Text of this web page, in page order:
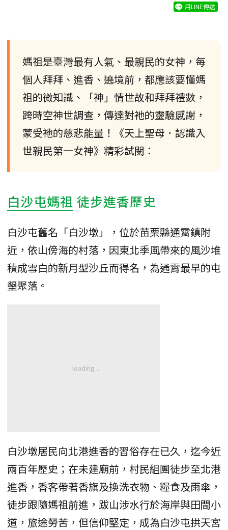
用LINE傳送
媽祖是臺灣最有人氣、最親民的女神，每
個人拜拜、進香、遶境前，都應該要懂媽
祖的微知識、「神」情世故和拜拜禮數，
跨時空神世調查，傳達對祂的靈驗感謝，
蒙受祂的慈悲能量！《天上聖母．認識入
世親民第一女神》精彩試閱：
白沙屯媽祖 徒步進香歷史
白沙屯舊名「白沙墩」，位於苗栗縣通霄鎮附
近，依山傍海的村落，因東北季風帶來的風沙堆
積成雪白的新月型沙丘而得名，為通霄最早的屯
墾聚落。
白沙墩居民向北港進香的習俗存在已久，迄今近
兩百年歷史；在未建廟前，村民組團徒步至北港
進香，香客帶著香旗及換洗衣物、糧食及雨傘，
徒步跟隨媽祖前進，跋山涉水行於海岸與田間小
道，旅途勞苦，但信仰堅定，成為白沙屯拱天宮